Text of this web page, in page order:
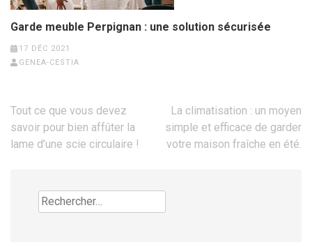
Garde meuble Perpignan : une solution sécurisée
17 DÉC 2021
GENEA-CESTIA
Navigation
de
l’article
Tout ce que vous devez
savoir pour bien affûter la
lame d’une scie circulaire !
La climatisation : un moyen
simple et efficace de garder
votre maison fraîche en été.
Rechercher :